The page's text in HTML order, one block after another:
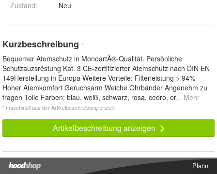
Zustand: Neu
Kurzbeschreibung *
Bequemer Atemschutz in MonoartÂ®-Qualität. Persönliche
Schutzauzsréstung Kat. 3 CE-zertifizierter Atemschutz nach DIN EN
149Herstellung in Europa Weitere Vorteile: Filterleistung > 94%
Hoher Atemkomfort Geruchsarm Weiche Ohrbänder Angenehm zu
tragen Tolle Farben: blau, weiß, schwarz, rosa, cedro, or... Mehr
* maschinell aus der Artikelbeschreibung erstellt
Artikelbeschreibung anzeigen
Platin